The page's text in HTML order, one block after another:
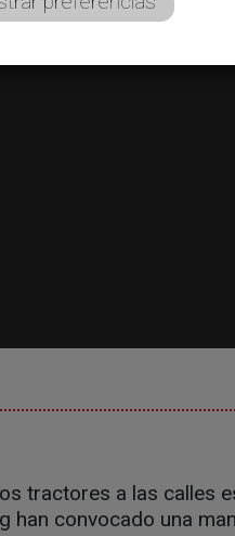
tractores a las calles
han convocado una